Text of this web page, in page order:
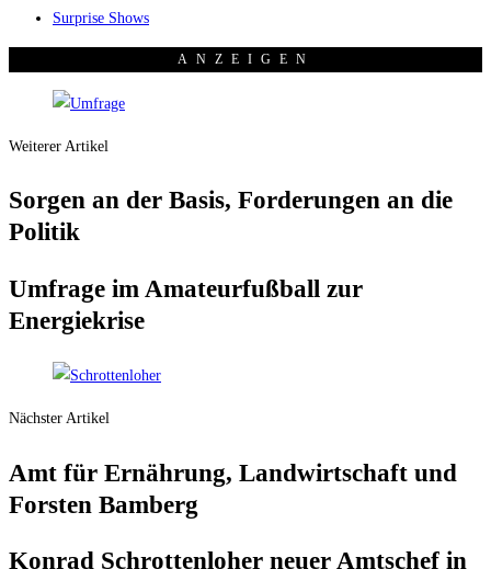
Surprise Shows
ANZEI­GEN
Weiterer Artikel
Sor­gen an der Basis, For­de­run­gen an die
Politik
Umfra­ge im Ama­teur­fuß­ball zur
Energiekrise
Nächster Artikel
Amt für Ernäh­rung, Land­wirt­schaft und
Fors­ten Bamberg
Kon­rad Schrot­ten­lo­her neu­er Amts­chef in